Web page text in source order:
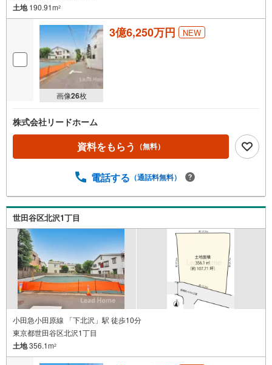
土地190.91m2
画像26枚
3億6,250万円 NEW
株式会社リードホーム
資料をもらう （無料）
電話する （通話料無料）
世田谷区北沢1丁目
小田急小田原線 「下北沢」駅 徒歩10分
東京都世田谷区北沢1丁目
土地356.1m2